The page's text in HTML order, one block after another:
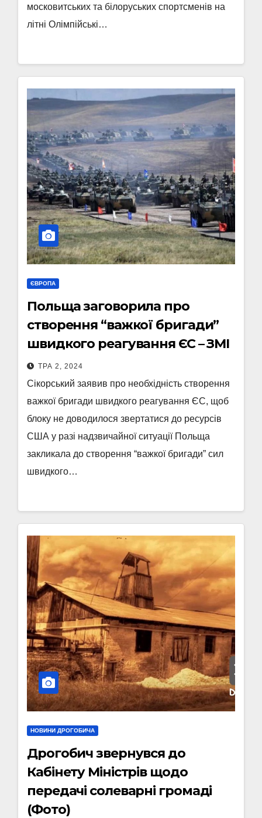
московитських та білоруських спортсменів на
літні Олімпійські…
ЄВРОПА
Польща заговорила про
створення “важкої бригади”
швидкого реагування ЄС – ЗМІ
ТРА 2, 2024
Сікорський заявив про необхідність створення
важкої бригади швидкого реагування ЄС, щоб
блоку не доводилося звертатися до ресурсів
США у разі надзвичайної ситуації Польща
закликала до створення “важкої бригади” сил
швидкого…
НОВИНИ ДРОГОБИЧА
Дрогобич звернувся до
Кабінету Міністрів щодо
передачі солеварні громаді
(Фото)